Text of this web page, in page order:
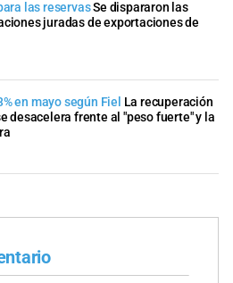
las reservasSe dispararon las
juradas de exportaciones de
en mayo según Fiel La recuperación
desacelera frente al "peso fuerte" y la